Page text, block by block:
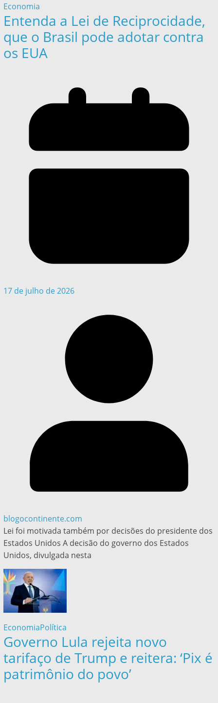
Economia
Entenda a Lei de Reciprocidade,
que o Brasil pode adotar contra
os EUA
17 de julho de 2026
blogocontinente.com
Lei foi motivada também por decisões do presidente dos
Estados Unidos A decisão do governo dos Estados
Unidos, divulgada nesta
EconomiaPolítica
Governo Lula rejeita novo
tarifaço de Trump e reitera: ‘Pix é
patrimônio do povo’